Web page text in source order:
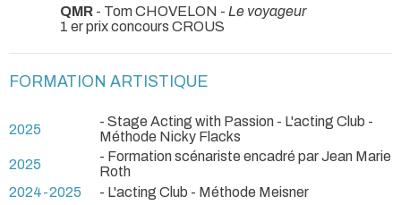
QMR - Tom CHOVELON - Le voyageur
1 er prix concours CROUS
FORMATION ARTISTIQUE
2025
- Stage Acting with Passion - L'acting Club -
Méthode Nicky Flacks
2025
- Formation scénariste encadré par Jean Marie
Roth
2024-2025
- L'acting Club - Méthode Meisner